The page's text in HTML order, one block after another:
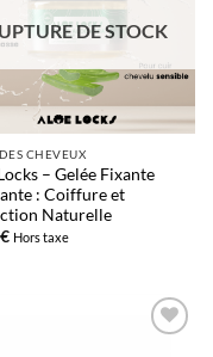
DE STOCK
CHEVEUX
– Gelée Fixante
: Coiffure et
Naturelle
€ Hors taxe